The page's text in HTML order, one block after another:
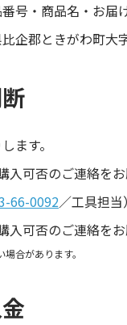
号・商品名・お届
企郡ときがわ町
ます。
可否のご連絡をお
66-0092／工具担当
可否のご連絡をお
合があります。